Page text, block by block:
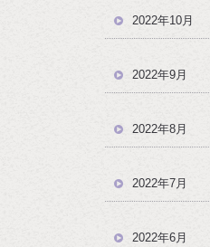
2022年10月
2022年9月
2022年8月
2022年7月
2022年6月